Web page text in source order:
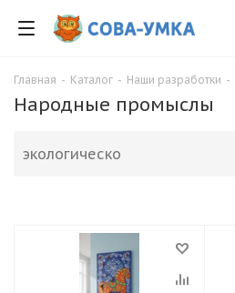
Главная - Каталог - Наши разработки -
Народные промыслы